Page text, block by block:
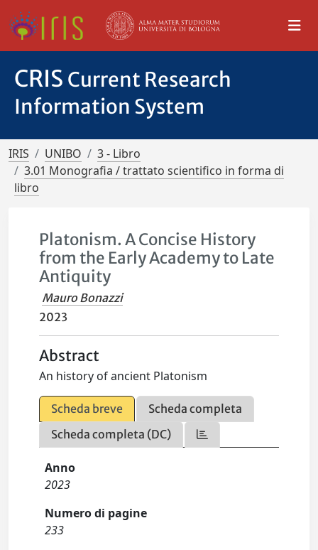
CRIS Current Research
Information System
IRIS UNIBO
3 - Libro
3.01 Monografia / trattato scientifico in forma di
libro
Platonism. A Concise History
from the Early Academy to Late
Antiquity
Mauro Bonazzi
2023
Abstract
An history of ancient Platonism
Scheda breve
Scheda completa
Scheda completa (DC)
Anno
2023
Numero di pagine
233